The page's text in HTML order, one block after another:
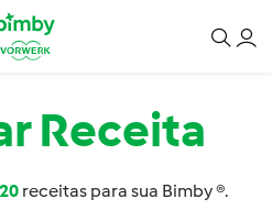
Receita
receitas para sua Bimby ®.